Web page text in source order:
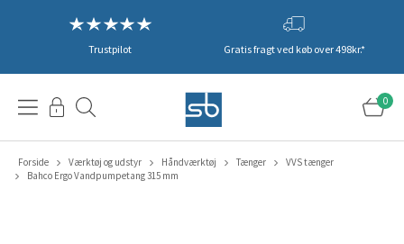
Trustpilot Gratis fragt ved køb over 498kr.*
0
Forside Værktøj og udstyr Håndværktøj Tænger
VVS tænger
Bahco Ergo Vandpumpetang 315 mm